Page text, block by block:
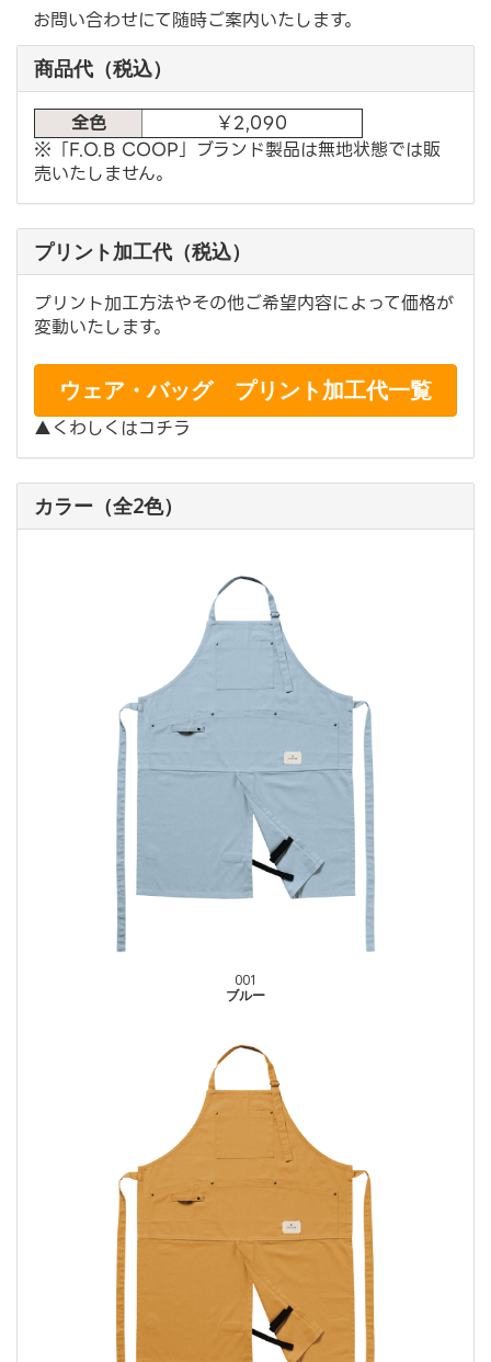
お問い合わせにて随時ご案内いたします。
商品代（税込）
全色
￥2,090
※「F.O.B COOP」ブランド製品は無地状態では販
売いたしません。
プリント加工代（税込）
プリント加工方法やその他ご希望内容によって価格が
変動いたします。
ウェア・バッグ プリント加工代一覧
▲くわしくはコチラ
カラー（全2色）
001
ブルー